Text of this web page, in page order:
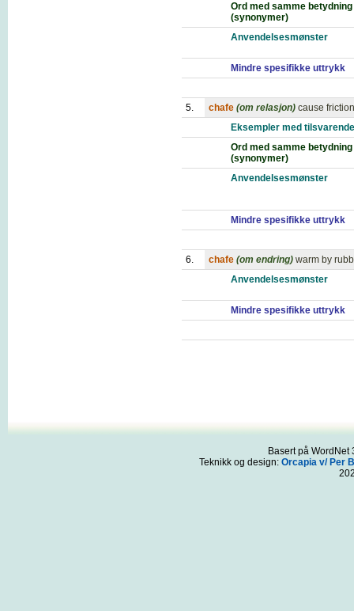
Ord med samme betydning
(synonymer)
Anvendelsesmønster
Mindre spesifikke uttrykk
5. chafe (om relasjon) cause friction
Eksempler med
Ord med samme betydning
(synonymer)
Anvendelsesmønster
Mindre spesifikke uttrykk
6. chafe (om endring) warm by
Anvendelsesmønster
Mindre spesifikke uttrykk
Basert på
Teknikk og design: Orcapia v/ Per